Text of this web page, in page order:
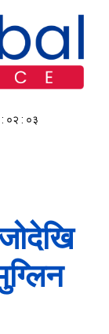
०२ : ०४